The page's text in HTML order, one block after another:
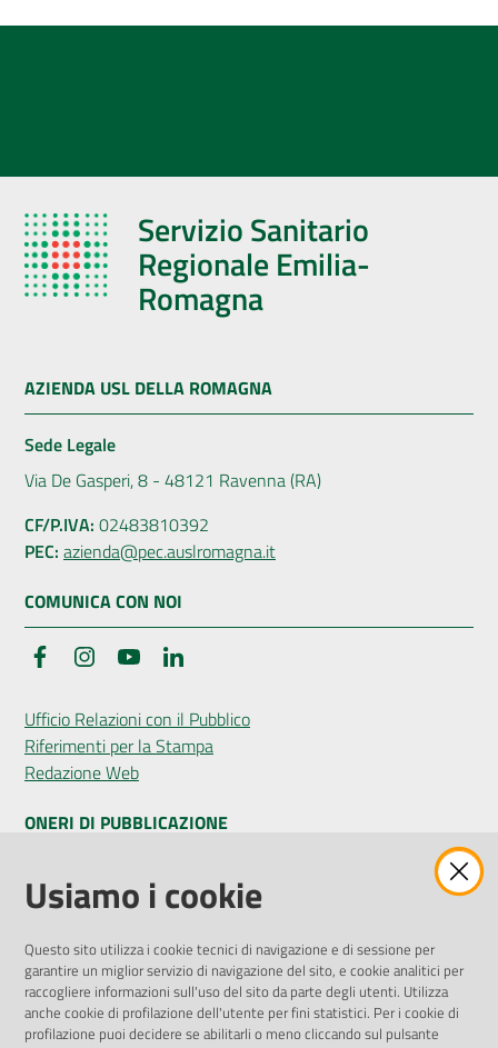
Servizio Sanitario
Regionale Emilia-
Romagna
AZIENDA USL DELLA ROMAGNA
Sede Legale
Via De Gasperi, 8 - 48121 Ravenna (RA)
CF/P.IVA: 02483810392
PEC: azienda@pec.auslromagna.it
COMUNICA CON NOI
FacebookInstagramYouTube
Ufficio Relazioni con il Pubblico
Riferimenti per la Stampa
Redazione Web
ONERI DI PUBBLICAZIONE
Amministrazione Trasparente
Pubblicità legale
Privacy Policy
Attuazione Misure PNRR
Liste di Attesa
Usiamo i cookie
Questo sito utilizza i cookie tecnici di navigazione e di sessione per
garantire un miglior servizio di navigazione del sito, e cookie analitici per
raccogliere informazioni sull'uso del sito da parte degli utenti. Utilizza
anche cookie di profilazione dell'utente per fini statistici. Per i cookie di
profilazione puoi decidere se abilitarli o meno cliccando sul pulsante